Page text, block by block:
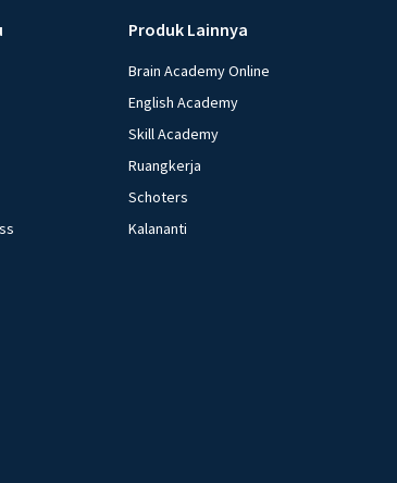
Produk Lainnya
Brain Academy Online
English Academy
Skill Academy
Ruangkerja
Schoters
Kalananti